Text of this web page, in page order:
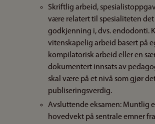
Skriftlig arbeid,
være relatert til spesialiteten det
godkjenning i, dvs. endodonti.
vitenskapelig arbeid basert på
kompilatorisk arbeid eller en
dokumentert innsats av
skal være på et nivå som gjør
publiseringsverdig.
Avsluttende eksamen: Muntlig
hovedvekt på sentrale emner